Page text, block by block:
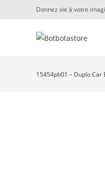
Donnez vie à votre
15454pb01 – Duplo